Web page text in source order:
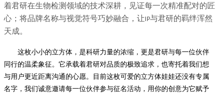
着君研在生物检测领域的技术深耕，见证每一次精准配对的匠
心；将品牌名称与视觉符号巧妙融合，让IP与君研的羁绊浑然
天成。
这枚小小的立方体，是科研力量的浓缩，更是君研与每一位伙伴
同行的温柔象征。 它承载着君研对品质的极致追求，也寄托着我们想
与用户更近距离沟通的心愿。目前这枚可爱的立方体娃娃还没有专属
名字，我们诚意邀请每一位伙伴参与征名活动，用你的创意为它赋予